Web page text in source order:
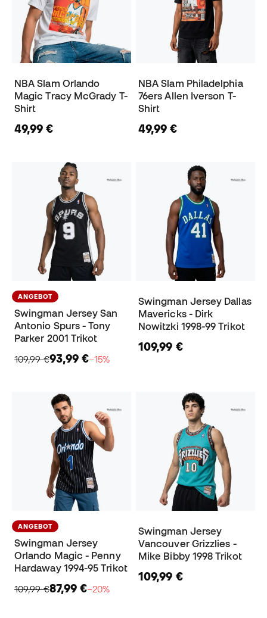
NBA Slam Orlando
Magic Tracy McGrady T-
Shirt
49,99 €
NBA Slam Philadelphia
76ers Allen Iverson T-
Shirt
49,99 €
ANGEBOT
Swingman Jersey San
Antonio Spurs - Tony
Parker 2001 Trikot
109,99 €93,99 €−15%
Swingman Jersey Dallas
Mavericks - Dirk
Nowitzki 1998-99 Trikot
109,99 €
ANGEBOT
Swingman Jersey
Orlando Magic - Penny
Hardaway 1994-95 Trikot
109,99 €87,99 €−20%
Swingman Jersey
Vancouver Grizzlies -
Mike Bibby 1998 Trikot
109,99 €